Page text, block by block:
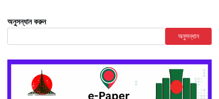
অনুসন্ধান করুন
অনুসন্ধান